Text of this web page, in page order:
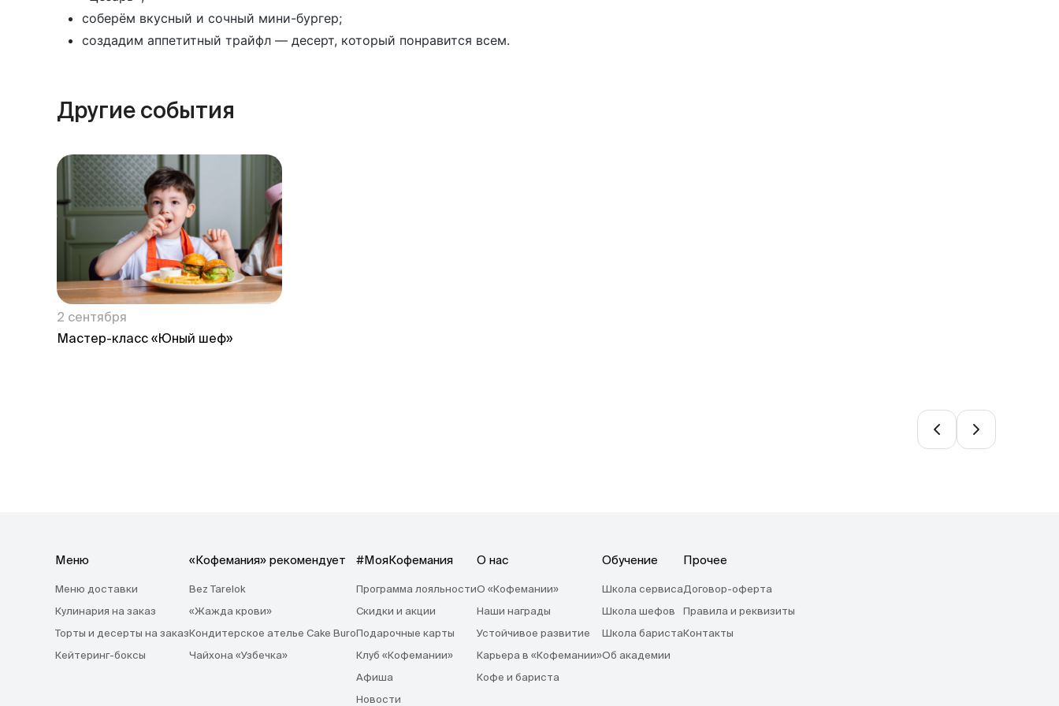
соберём вкусный и сочный мини-бургер;
создадим аппетитный трайфл — десерт, который понравится всем.
Другие события
2 сентября
Мастер-класс «Юный шеф»
Меню
Меню доставки
Кулинария на заказ
Торты и десерты на заказ
Кейтеринг-боксы
«Кофемания» рекомендует
Bez Tarelok
«Жажда крови»
Кондитерское ателье Cake Buro
Чайхона «Узбечка»
#МояКофемания
Программа лояльности
Скидки и акции
Подарочные карты
Клуб «Кофемании»
Афиша
Новости
О нас
О «Кофемании»
Наши награды
Устойчивое развитие
Карьера в «Кофемании»
Кофе и бариста
Обучение
Школа сервиса
Школа шефов
Школа бариста
Об академии
Прочее
Договор-оферта
Правила и реквизиты
Контакты